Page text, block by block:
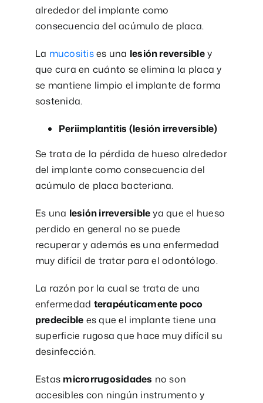
alrededor del implante como
consecuencia del acúmulo de placa.
La mucositises una lesión reversibley
que cura en cuánto se elimina la placa y
se mantiene limpio el implante de forma
sostenida.
Periimplantitis (lesión irreversible)
Se trata de la pérdida de hueso alrededor
del implante como consecuencia del
acúmulo de placa bacteriana.
Es una lesión irreversibleya que el hueso
perdido en general no se puede
recuperar y además es una enfermedad
muy difícil de tratar para el odontólogo.
La razón por la cual se trata de una
enfermedad terapéuticamente poco
predecible es que el implante tiene una
superficie rugosa que hace muy difícil su
desinfección.
Estas microrrugosidades no son
accesibles con ningún instrumento y